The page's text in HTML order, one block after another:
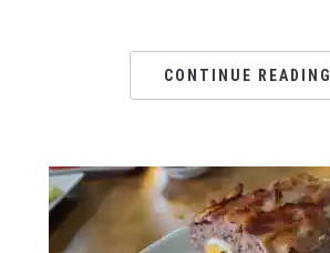
CONTINUE READING